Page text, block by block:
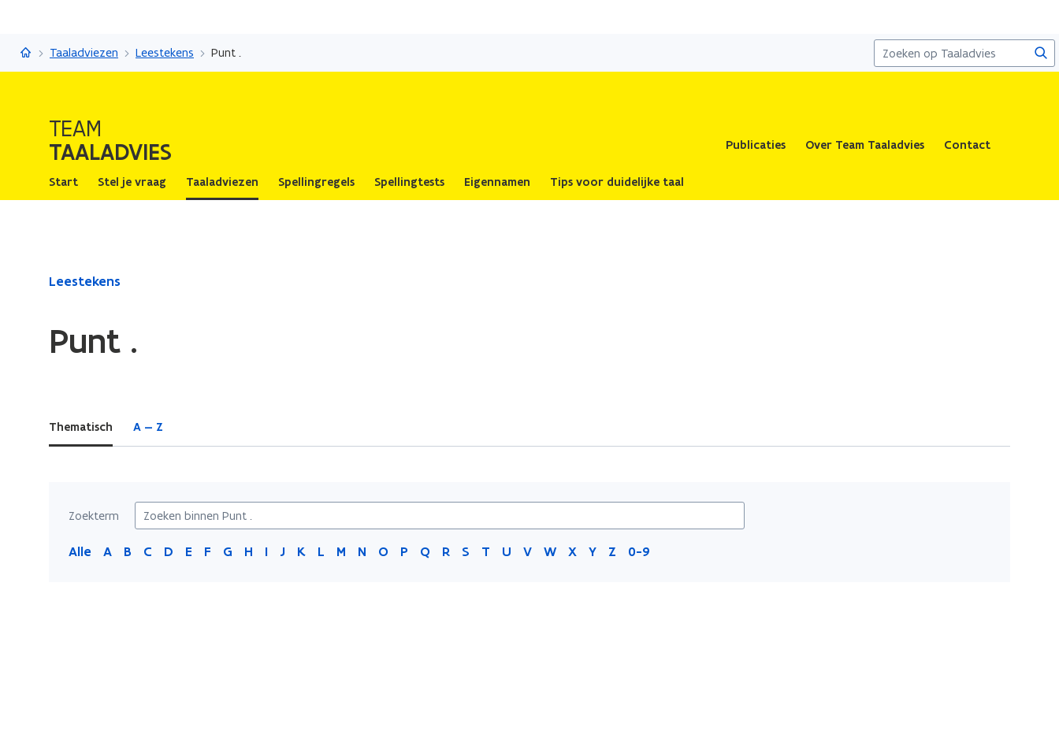
naar
TaaladviesTaaladviezen Leestekens Punt .
TEAM
TAALADVIES Publicaties Over Team Taaladvies Contact
Start Stel je vraag Taaladviezen Spellingregels Spellingtests Eigennamen Tips voor duidelijke taal
Gedaan
Punt
Leestekens
Punt .
Thematisch A — Z
Zoekterm
Alle A B C D E F G H I J K L M N O P Q R S T U V W X Y Z 0-9